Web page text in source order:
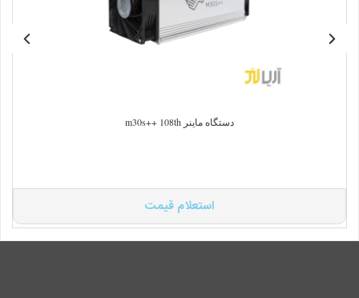
دستگاه ماینر m30s++ 108th
استعلام قیمت